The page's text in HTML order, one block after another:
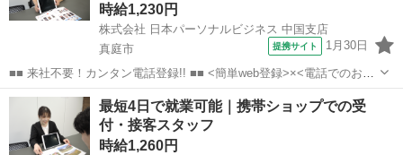
時給1,230円
株式会社 日本パーソナルビジネス 中国支店
真庭市
提携サイト 1月30日
■■ 来社不要！カンタン電話登録!! ■■ <簡単web登録>×<電話でのお仕
事紹介> で、来社なくお仕事探しが可能です♪ 基本情報を入力したら
電話で希望を伝えるだけでOK★ 営業、ラウンダー、事務のお仕事も
あります♪ ご希...
岡山 真庭市 店長
最短4日で就業可能｜携帯ショップでの受
付・接客スタッフ
時給1,260円